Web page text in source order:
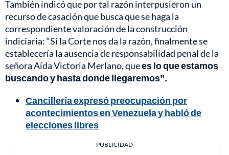
También indicó que por tal razón interpusieron un
recurso de casación que busca que se haga la
correspondiente valoración de la construcción
indiciaria: “Sí la Corte nos da la razón, finalmente se
establecería la ausencia de responsabilidad penal de la
señora Aída Victoria Merlano, quees lo que estamos
buscando y hasta donde llegaremos”.
Cancillería expresó preocupación por
acontecimientos en Venezuela y habló de
elecciones libres
PUBLICIDAD